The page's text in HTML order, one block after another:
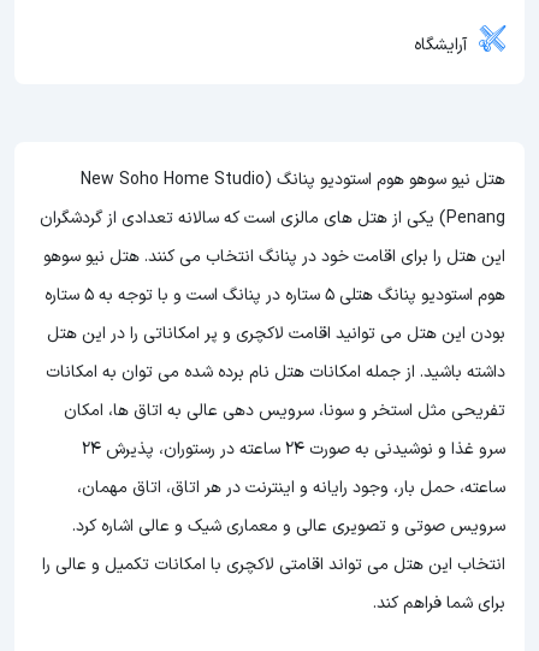
آرایشگاه
هتل نیو سوهو هوم استودیو پنانگ (New Soho Home Studio
Penang) یکی از هتل های مالزی است که سالانه تعدادی از گردشگران
این هتل را برای اقامت خود در پنانگ انتخاب می کنند. هتل نیو سوهو
هوم استودیو پنانگ هتلی 5 ستاره در پنانگ است و با توجه به 5 ستاره
بودن این هتل می توانید اقامت لاکچری و پر امکاناتی را در این هتل
داشته باشید. از جمله امکانات هتل نام برده شده می توان به امکانات
تفریحی مثل استخر و سونا، سرویس دهی عالی به اتاق ها، امکان
سرو غذا و نوشیدنی به صورت 24 ساعته در رستوران، پذیرش 24
ساعته، حمل بار، وجود رایانه و اینترنت در هر اتاق، اتاق مهمان،
سرویس صوتی و تصویری عالی و معماری شیک و عالی اشاره کرد.
انتخاب این هتل می تواند اقامتی لاکچری با امکانات تکمیل و عالی را
برای شما فراهم کند.